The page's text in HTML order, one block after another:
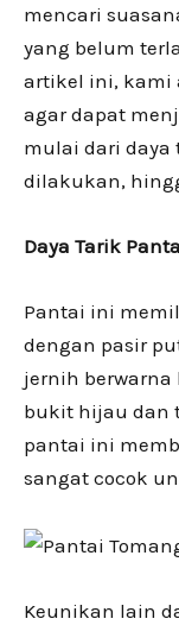
mencari
yang belum
artikel ini, kami
agar dapat
mulai dari daya
dilakukan,
Daya Tarik
Pantai ini
dengan pasir
jernih
bukit hijau dan
pantai ini
sangat cocok
Keunikan lain